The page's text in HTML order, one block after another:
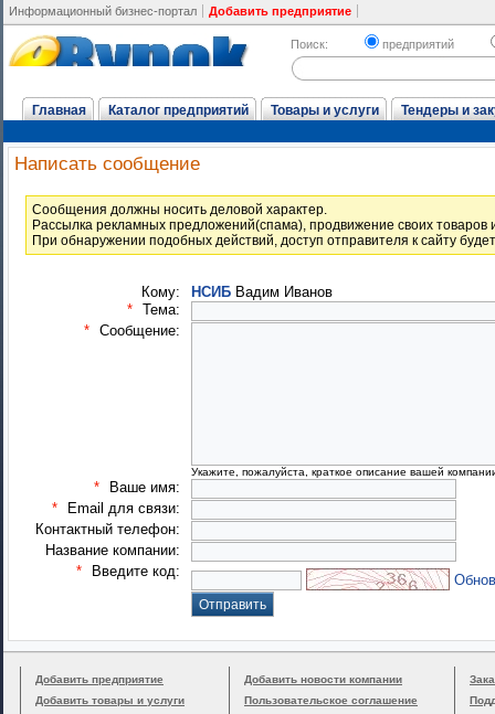
Информационный бизнес-портал Добавить предприятие
Поиск: предприятий
Главная Каталог предприятий Товары и услуги Тендеры и
Написать сообщение
Cообщения должны носить деловой характер.
Рассылка рекламных предложений(спама), продвижение своих товаров
При обнаружении подобных действий, доступ отправителя к сайту
Кому: НСИБ Вадим Иванов
* Тема:
* Сообщение:
Укажите, пожалуйста, краткое описание вашей
*
Ваше имя:
*
Email для связи:
Контактный телефон:
Название компании:
*
Введите код:
Добавить предприятие
Добавить товары и услуги
Добавить новости компании
Пользовательское соглашение